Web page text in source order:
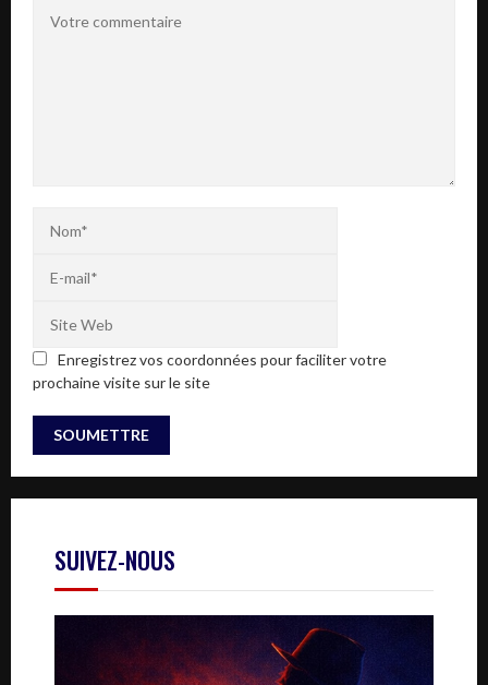
Enregistrez vos coordonnées pour faciliter votre
prochaine visite sur le site
SUIVEZ-NOUS